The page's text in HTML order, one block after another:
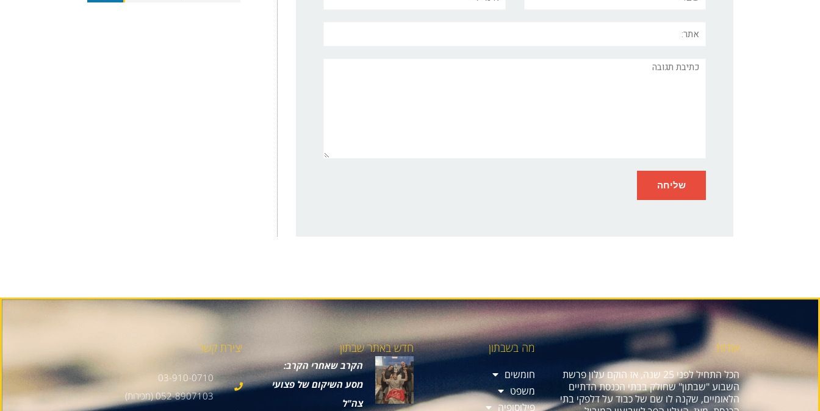
תגובה
אודות
הכל התחיל לפני 25 שנה, אז הוקם עלון פרשת
השבוע "שבתון" שחולק בבתי הכנסת הדתיים
הלאומיים, שקנה לו שם של כבוד על דלפקי בתי
מה בשבתון
חומשים
משפט
פילוסופיה
חדש באתר שבתון
הקרב שאחרי הקרב:
מסע השיקום של פצועי
צה"ל
יצירת קשר
03-910-0710
052-8907103 (מכירות)